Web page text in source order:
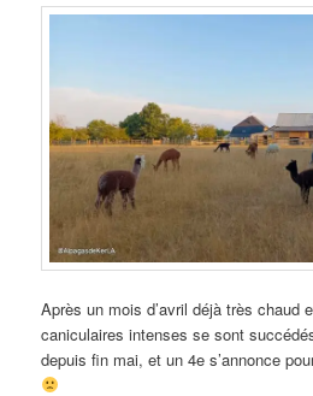
Après un mois d’avril déjà très chaud
caniculaires intenses se sont
depuis fin mai, et un 4e s’annonce